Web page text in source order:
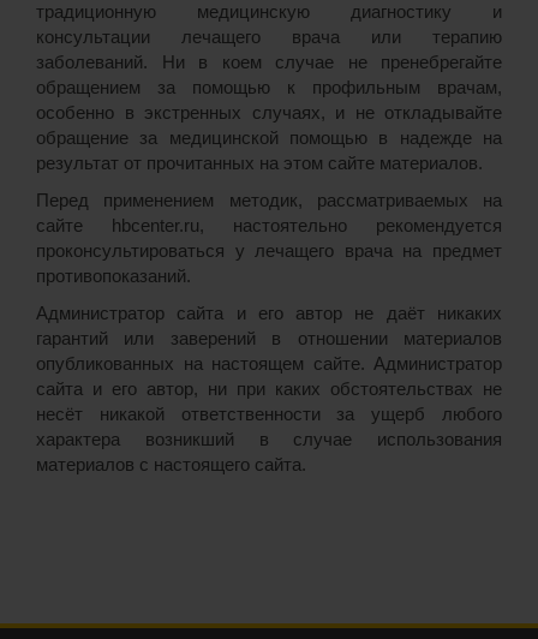
традиционную медицинскую диагностику и
консультации лечащего врача или терапию
заболеваний. Ни в коем случае не пренебрегайте
обращением за помощью к профильным врачам,
особенно в экстренных случаях, и не откладывайте
обращение за медицинской помощью в надежде на
результат от прочитанных на этом сайте материалов.
Перед применением методик, рассматриваемых на
сайте hbcenter.ru, настоятельно рекомендуется
проконсультироваться у лечащего врача на предмет
противопоказаний.
Администратор сайта и его автор не даёт никаких
гарантий или заверений в отношении материалов
опубликованных на настоящем сайте. Администратор
сайта и его автор, ни при каких обстоятельствах не
несёт никакой ответственности за ущерб любого
характера возникший в случае использования
материалов с настоящего сайта.